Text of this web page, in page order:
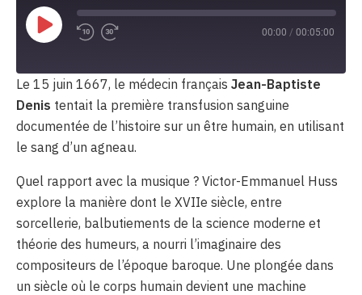
Play
Episode
00:00 / 00:05:00
Le 15 juin 1667, le médecin français Jean-Baptiste
Denis tentait la première transfusion sanguine
documentée de l’histoire sur un être humain, en utilisant
le sang d’un agneau.
Quel rapport avec la musique ? Victor-Emmanuel Huss
explore la manière dont le XVIIe siècle, entre
sorcellerie, balbutiements de la science moderne et
théorie des humeurs, a nourri l’imaginaire des
compositeurs de l’époque baroque. Une plongée dans
un siècle où le corps humain devient une machine